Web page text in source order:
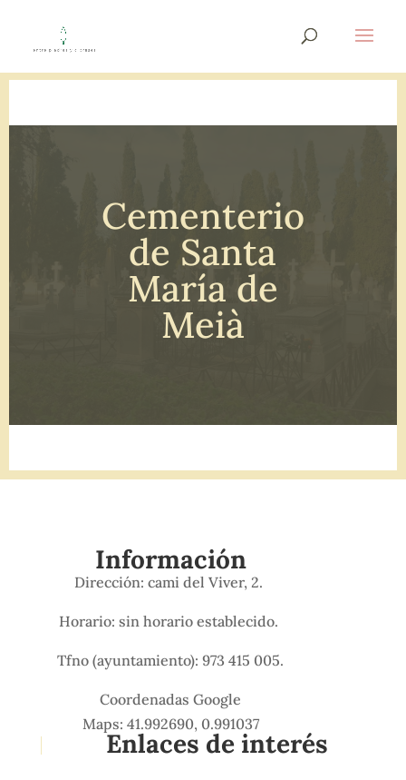
Cementerio
de Santa
María de
Meià
Información
Dirección: cami del Viver, 2.
Horario: sin horario establecido.
Tfno (ayuntamiento): 973 415 005.
Coordenadas Google
Maps: 41.992690, 0.991037
Enlaces de interés